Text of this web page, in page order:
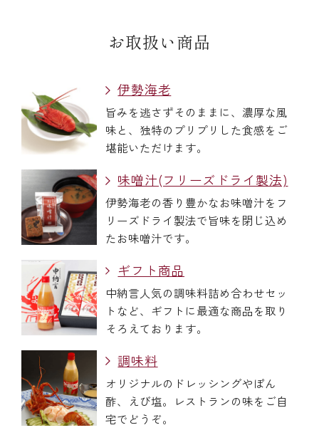
お取扱い商品
伊勢海老
旨みを逃さずそのままに、濃厚な風
味と、独特のプリプリした食感をご
堪能いただけます。
味噌汁(フリーズドライ製法)
伊勢海老の香り豊かなお味噌汁をフ
リーズドライ製法で旨味を閉じ込め
たお味噌汁です。
ギフト商品
中納言人気の調味料詰め合わせセッ
トなど、ギフトに最適な商品を取り
そろえております。
調味料
オリジナルのドレッシングやぽん
酢、えび塩。レストランの味をご自
宅でどうぞ。